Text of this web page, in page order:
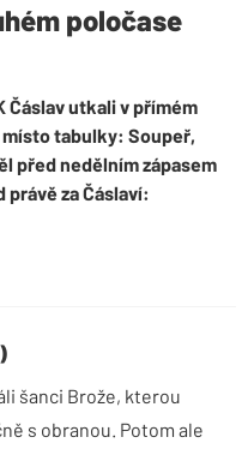
poločase
Čáslav utkali v přímém
tabulky: Soupeř,
před nedělním zápasem
za Čáslaví:
šanci Brože, kterou
s obranou. Potom ale